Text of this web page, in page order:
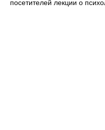
посетителей лекции о